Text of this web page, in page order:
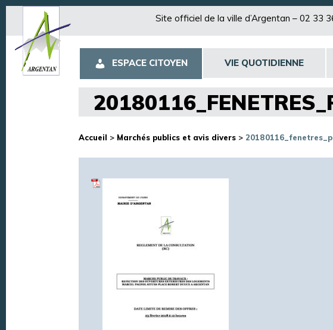
Site officiel de la ville d’Argentan – 02 33
ESPACE CITOYEN VIE QUOTIDIENNE
Accueil > Marchés publics et avis divers >